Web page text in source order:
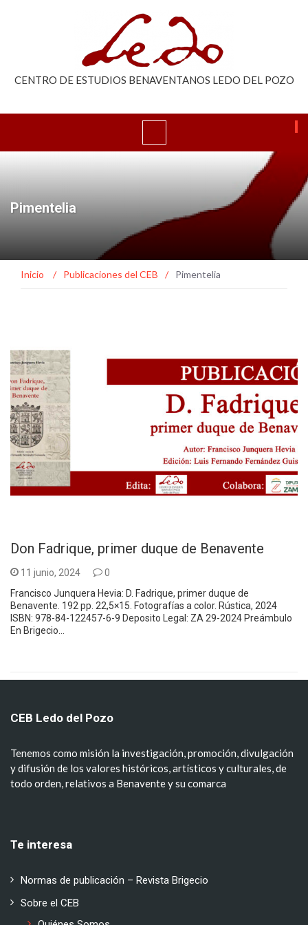
CENTRO DE ESTUDIOS BENAVENTANOS LEDO DEL POZO
Pimentelia
Inicio / Publicaciones del CEB / Pimentelia
Don Fadrique, primer duque de Benavente
11 junio, 2024
0
Francisco Junquera Hevia: D. Fadrique, primer duque de
Benavente. 192 pp. 22,5×15. Fotografías a color. Rústica, 2024
ISBN: 978-84-122457-6-9 Deposito Legal: ZA 29-2024 Preámbulo
En Brigecio…
CEB Ledo del Pozo
Tenemos como misión la investigación, promoción, divulgación
y difusión de los valores históricos, artísticos y culturales, de
todo orden, relativos a Benavente y su comarca
Te interesa
Normas de publicación – Revista Brigecio
Sobre el CEB